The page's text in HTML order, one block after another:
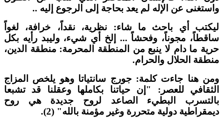
عن الإله لم يعد بحاجة إلى الرجوع إليه ..
أي باحث ما شاء: نظرية، نقداً، خرافة، لغواً
مجوناً، وفحشاً ... إلخ أي شيء، وليبد رأيه بكل
ما دام لا ينبع من المنطقة المحرمة: منطقة الدين،
الحلال والحرام.
هنا جاءت كلمة: جورج سانتياتا وهو يلخص المزاج
للعصر: "إن حياتنا بكاملها وعقلنا قد تشبعا
البطيء الصاعد لروح جديدة هي روح
دولية متحررة وغير مؤمنة بالله" (2).